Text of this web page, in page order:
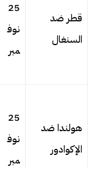
قطر ضد
السنغال
25
نوف
مبر
هولندا ضد
الإكوادور
25
نوف
مبر